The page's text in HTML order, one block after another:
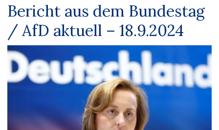
Bericht aus dem Bundestag
/ AfD aktuell – 18.9.2024